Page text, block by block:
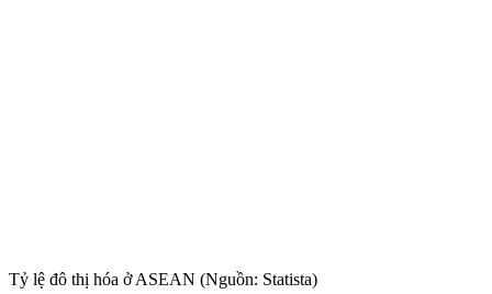
Tỷ lệ đô thị hóa ở ASEAN (Nguồn: Statista)